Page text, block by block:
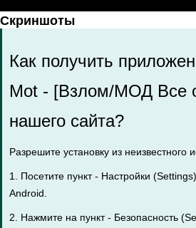
Скриншоты
Как получить
Mot - [Взлом/МОД Все
нашего сайта?
Разрешите установку из неизвестного
1. Посетите пункт - Настройки
Android.
2. Нажмите на пункт - Безопасность